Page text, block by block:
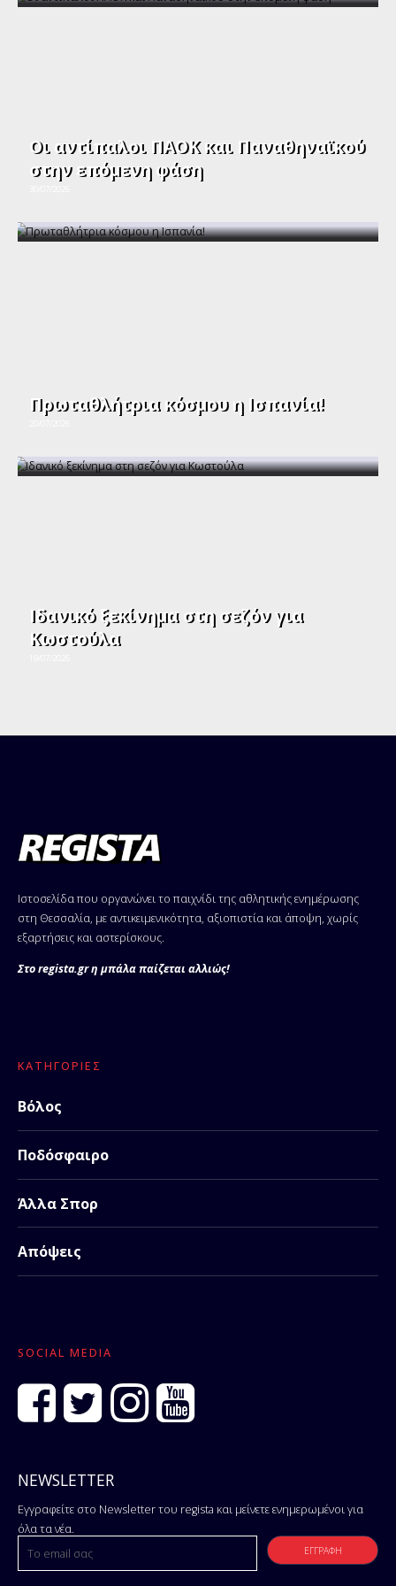
Οι αντίπαλοι ΠΑΟΚ και Παναθηναϊκού
στην επόμενη φάση
Πρωταθλήτρια κόσμου η Ισπανία!
Ιδανικό ξεκίνημα στη σεζόν για
Κωστούλα
Ιστοσελίδα που οργανώνει το παιχνίδι της αθλητικής ενημέρωσης
στη Θεσσαλία, με αντικειμενικότητα, αξιοπιστία και άποψη, χωρίς
εξαρτήσεις και αστερίσκους.
Στο regista.gr η μπάλα παίζεται αλλιώς!
ΚΑΤΗΓΟΡΊΕΣ
Βόλος
Ποδόσφαιρο
Άλλα Σπορ
Απόψεις
SOCIAL MEDIA
NEWSLETTER
Εγγραφείτε στο Newsletter του regista και μείνετε ενημερωμένοι για
όλα τα νέα.